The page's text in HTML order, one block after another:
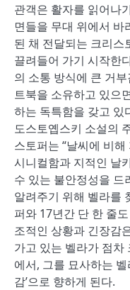
관객은 활자를 읽어나
면들을 무대 위에서
된 채 전달되는 크리스
끌려들어 가기 시작한
의 소통 방식에 큰 거
트북을 소유하고 있으
하는 독특함을 갖고 있
도스토옙스키 소설의
스토퍼는 “날씨에 비
시니컬함과 지적인 날
수 있는 불안정성을 드
알려주기 위해 벨라를
퍼와 17년간 단 한 줄
조적인 상황과 긴장감
가고 있는 벨라가 점차
에서, 그를 묘사하는 벨
감’으로 향하게 된다.